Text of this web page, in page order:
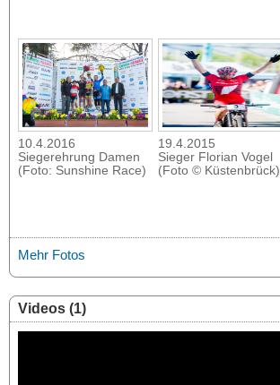
10.4.2016
Siegerehrung Damen
(Foto: Sunshine Race)
19.4.2015
Sieger Florian Vogel
(Foto © Küstenbrück)
Mehr Fotos
Videos (1)